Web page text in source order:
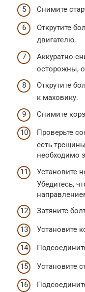
Снимите
Открутите
двигателю.
Аккуратно
осторожны,
Открутите
к маховику.
Снимите
Проверьте
есть
необходимо
Установите
Убедитесь,
Затяните
Установите
Установите